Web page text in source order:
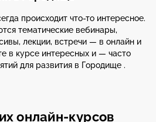
происходит что-то интересное.
тематические вебинары,
лекции, встречи — в онлайн и
в курсе интересных и — часто
для развития в Городище .
онлайн-курсов